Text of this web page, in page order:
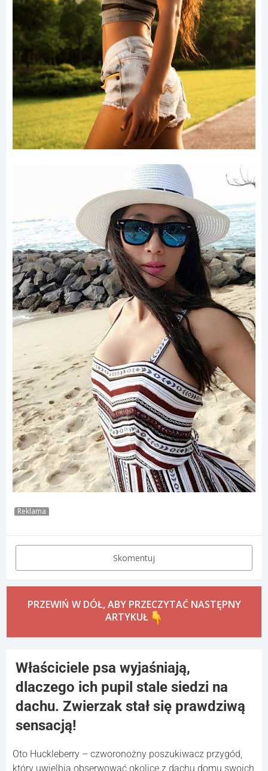
Reklama
Skomentuj
PRZEWIŃ W DÓŁ, ABY PRZECZYTAĆ NASTĘPNY
ARTYKUŁ
Właściciele psa wyjaśniają,
dlaczego ich pupil stale siedzi na
dachu. Zwierzak stał się prawdziwą
sensacją!
Oto Huckleberry – czworonożny poszukiwacz przygód,
który uwielbia obserwować okolicę z dachu domu swoich